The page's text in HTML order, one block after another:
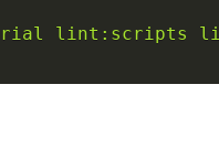
lint:scripts